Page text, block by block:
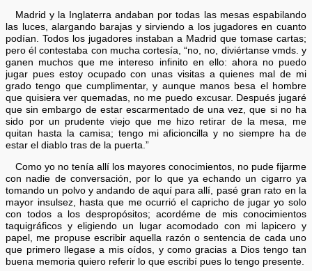
Madrid y la Inglaterra andaban por todas las mesas espabilando
las luces, alargando barajas y sirviendo a los jugadores en cuanto
podían. Todos los jugadores instaban a Madrid que tomase cartas;
pero él contestaba con mucha cortesía, “no, no, diviértanse vmds. y
ganen muchos que me intereso infinito en ello: ahora no puedo
jugar pues estoy ocupado con unas visitas a quienes mal de mi
grado tengo que cumplimentar, y aunque manos besa el hombre
que quisiera ver quemadas, no me puedo excusar. Después jugaré
que sin embargo de estar escarmentado de una vez, que si no ha
sido por un prudente viejo que me hizo retirar de la mesa, me
quitan hasta la camisa; tengo mi aficioncilla y no siempre ha de
estar el diablo tras de la puerta.”
Como yo no tenía allí los mayores conocimientos, no pude fijarme
con nadie de conversación, por lo que ya echando un cigarro ya
tomando un polvo y andando de aquí para allí, pasé gran rato en la
mayor insulsez, hasta que me ocurrió el capricho de jugar yo solo
con todos a los despropósitos; acordéme de mis conocimientos
taquigráficos y eligiendo un lugar acomodado con mi lapicero y
papel, me propuse escribir aquella razón o sentencia de cada uno
que primero llegase a mis oídos, y como gracias a Dios tengo tan
buena memoria quiero referir lo que escribí pues lo tengo presente.